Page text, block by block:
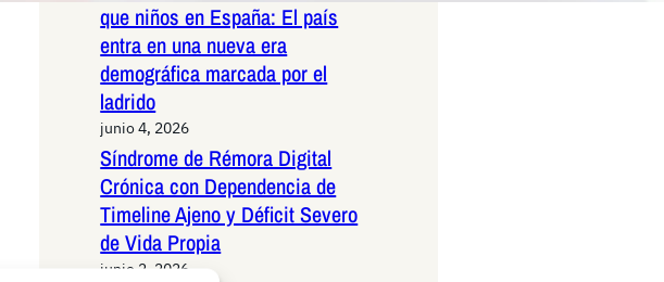
que niños en España: El país
entra en una nueva era
demográfica marcada por el
ladrido
junio 4, 2026
Síndrome de Rémora Digital
Crónica con Dependencia de
Timeline Ajeno y Déficit Severo
de Vida Propia
junio 2, 2026